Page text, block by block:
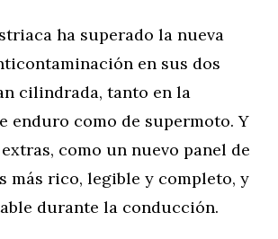
ha superado la nueva
en sus dos
cilindrada, tanto en la
enduro como de supermoto. Y
como un nuevo panel de
más rico, legible y completo, y
durante la conducción.